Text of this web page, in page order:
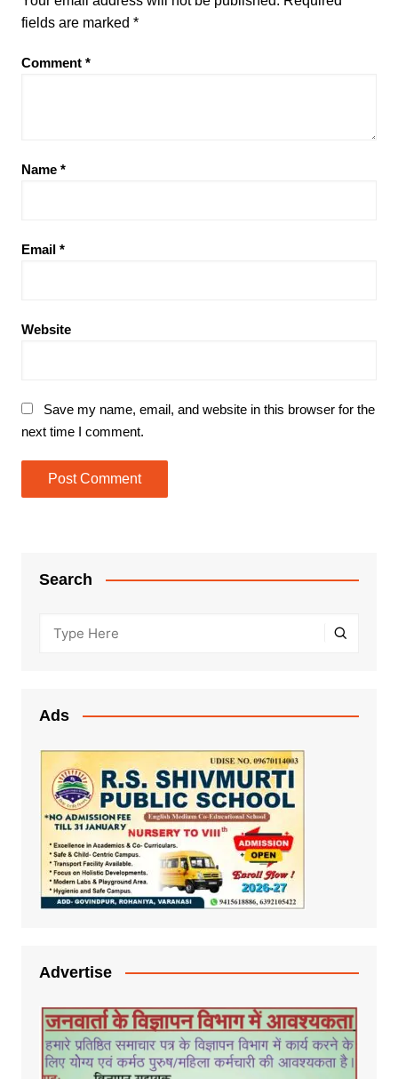
fields are marked *
Comment *
Name *
Email *
Website
Save my name, email, and website in this browser for the
next time I comment.
Search
Ads
Advertise